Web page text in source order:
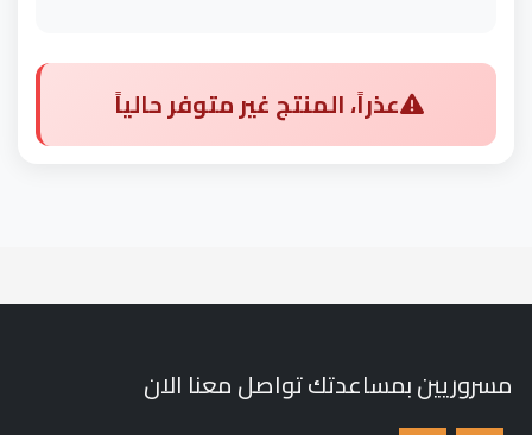
عذراً، المنتج غير متوفر حالياً
مسروريين بمساعدتك تواصل معنا الان